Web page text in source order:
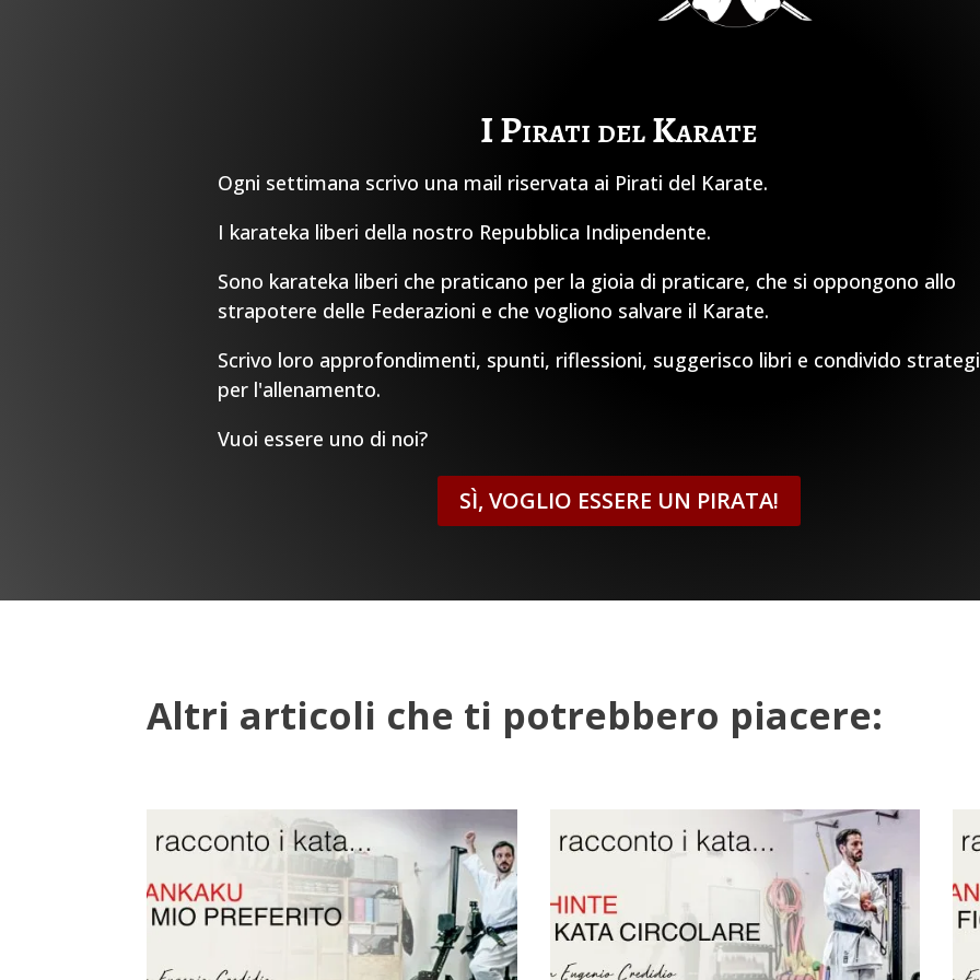
I Pirati del Karate
Ogni settimana scrivo una mail riservata ai Pirati del Karate.
I karateka liberi della nostro Repubblica Indipendente.
Sono karateka liberi che praticano per la gioia di praticare, che si oppongono allo
strapotere delle Federazioni e che vogliono salvare il Karate.
Scrivo loro approfondimenti, spunti, riflessioni, suggerisco libri e condivido
per l'allenamento.
Vuoi essere uno di noi?
SÌ, VOGLIO ESSERE UN PIRATA!
Altri articoli che ti potrebbero piacere: